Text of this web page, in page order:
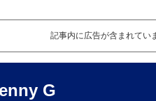
記事内に広告が含まれてい
G